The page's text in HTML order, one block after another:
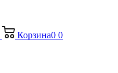
Корзина0 0